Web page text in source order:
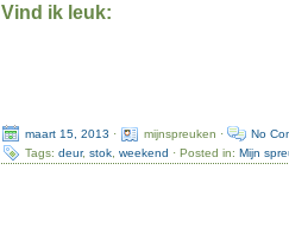
Vind ik leuk:
maart 15, 2013 · mijnspreuken ·
No
Tags: deur, stok, weekend · Posted in: Mijn